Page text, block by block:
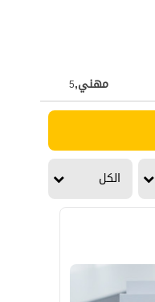
مهني,5
الكل